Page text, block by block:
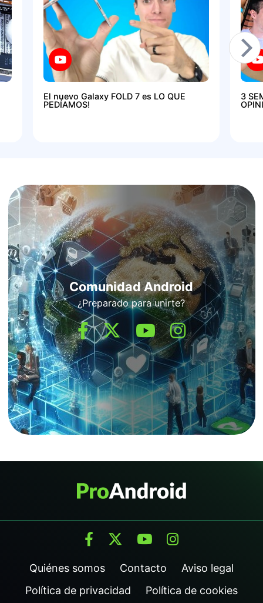
El nuevo Galaxy FOLD 7 es LO QUE
PEDÍAMOS!
3
Comunidad Android
¿Preparado para unirte?
Quiénes somos Contacto
Aviso legal
Política de privacidad
Política de cookies